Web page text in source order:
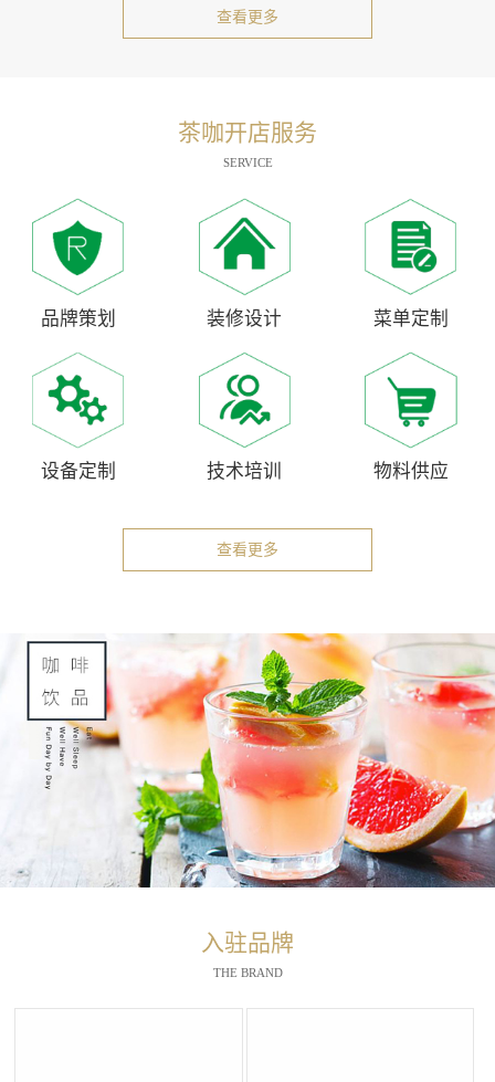
查看更多
茶咖开店服务
SERVICE
品牌策划 装修设计 菜单定制
设备定制 技术培训 物料供应
查看更多
入驻品牌
THE BRAND